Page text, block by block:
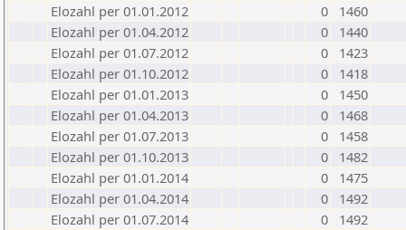
Elozahl per 01.01.2012
0
1460
Elozahl per 01.04.2012
0
1440
Elozahl per 01.07.2012
0
1423
Elozahl per 01.10.2012
0
1418
Elozahl per 01.01.2013
0
1450
Elozahl per 01.04.2013
0
1468
Elozahl per 01.07.2013
0
1458
Elozahl per 01.10.2013
0
1482
Elozahl per 01.01.2014
0
1475
Elozahl per 01.04.2014
0
1492
Elozahl per 01.07.2014
0
1492